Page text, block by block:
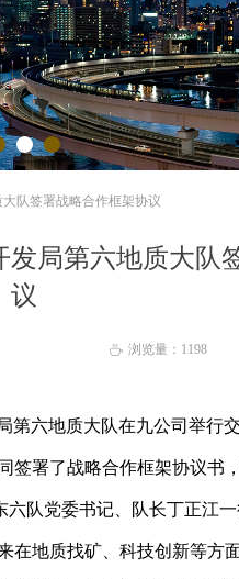
国土空间规划
局第六地质大队
议
队签署战略合作框架协议
六地质大队在九公司举行
署了战略合作框架协议书
队党委书记、队长丁正江
地质找矿、科技创新等方
ꄘ 浏览量： 1198